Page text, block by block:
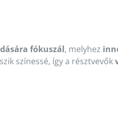
fókuszál, melyhez
színessé, így a résztvevők